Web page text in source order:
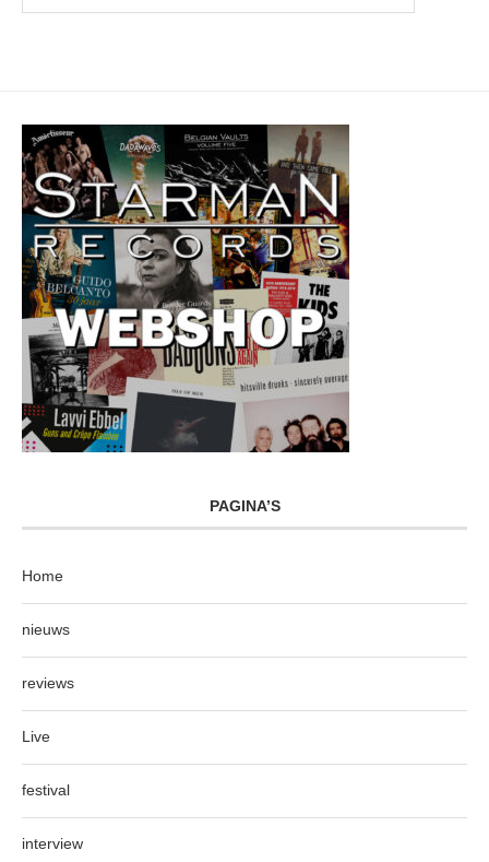
PAGINA’S
Home
nieuws
reviews
Live
festival
interview